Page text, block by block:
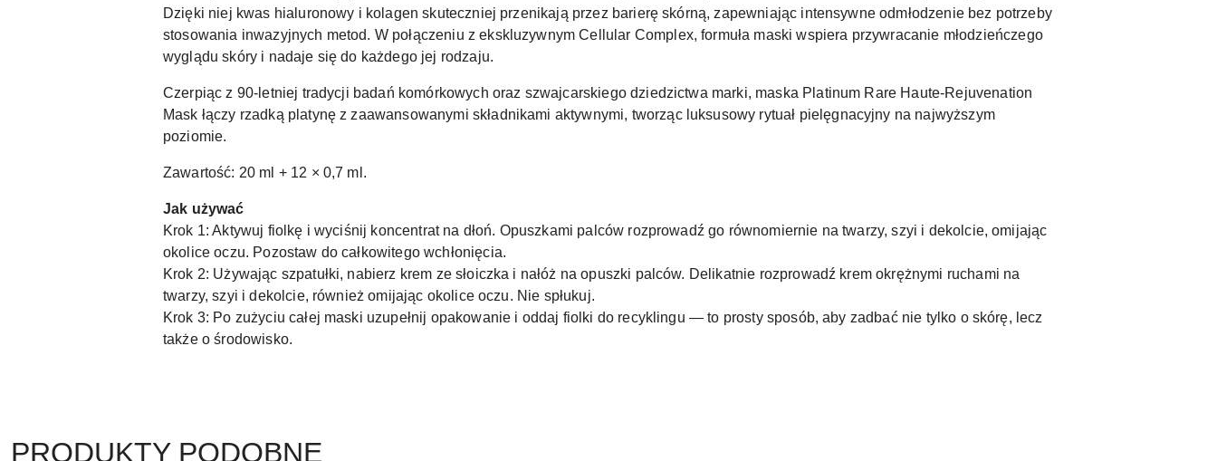
Dzięki niej kwas hialuronowy i kolagen skuteczniej przenikają przez barierę skórną, zapewniając intensywne odmłodzenie bez potrzeby
stosowania inwazyjnych metod. W połączeniu z ekskluzywnym Cellular Complex, formuła maski wspiera przywracanie młodzieńczego
wyglądu skóry i nadaje się do każdego jej rodzaju.
Czerpiąc z 90-letniej tradycji badań komórkowych oraz szwajcarskiego dziedzictwa marki, maska Platinum Rare Haute-Rejuvenation
Mask łączy rzadką platynę z zaawansowanymi składnikami aktywnymi, tworząc luksusowy rytuał pielęgnacyjny na najwyższym
poziomie.
Zawartość: 20 ml + 12 × 0,7 ml.
Jak używać
Krok 1: Aktywuj fiolkę i wyciśnij koncentrat na dłoń. Opuszkami palców rozprowadź go równomiernie na twarzy, szyi i dekolcie, omijając
okolice oczu. Pozostaw do całkowitego wchłonięcia.
Krok 2: Używając szpatułki, nabierz krem ze słoiczka i nałóż na opuszki palców. Delikatnie rozprowadź krem okrężnymi ruchami na
twarzy, szyi i dekolcie, również omijając okolice oczu. Nie spłukuj.
Krok 3: Po zużyciu całej maski uzupełnij opakowanie i oddaj fiolki do recyklingu — to prosty sposób, aby zadbać nie tylko o skórę, lecz
także o środowisko.
Pomiń karuzelę produktów
PRODUKTY
PRODUKTY PODOBNE